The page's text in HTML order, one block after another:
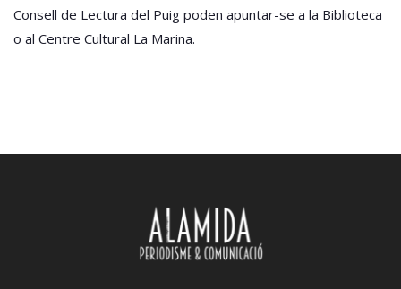
Consell de Lectura del Puig poden apuntar-se a la Biblioteca
o al Centre Cultural La Marina.